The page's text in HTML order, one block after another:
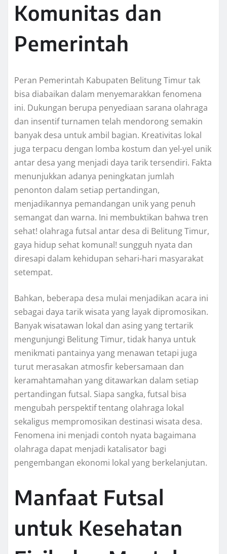
Komunitas dan
Pemerintah
Peran Pemerintah Kabupaten Belitung Timur tak
bisa diabaikan dalam menyemarakkan fenomena
ini. Dukungan berupa penyediaan sarana olahraga
dan insentif turnamen telah mendorong semakin
banyak desa untuk ambil bagian. Kreativitas lokal
juga terpacu dengan lomba kostum dan yel-yel unik
antar desa yang menjadi daya tarik tersendiri. Fakta
menunjukkan adanya peningkatan jumlah
penonton dalam setiap pertandingan,
menjadikannya pemandangan unik yang penuh
semangat dan warna. Ini membuktikan bahwa tren
sehat! olahraga futsal antar desa di Belitung Timur,
gaya hidup sehat komunal! sungguh nyata dan
diresapi dalam kehidupan sehari-hari masyarakat
setempat.
Bahkan, beberapa desa mulai menjadikan acara ini
sebagai daya tarik wisata yang layak dipromosikan.
Banyak wisatawan lokal dan asing yang tertarik
mengunjungi Belitung Timur, tidak hanya untuk
menikmati pantainya yang menawan tetapi juga
turut merasakan atmosfir kebersamaan dan
keramahtamahan yang ditawarkan dalam setiap
pertandingan futsal. Siapa sangka, futsal bisa
mengubah perspektif tentang olahraga lokal
sekaligus mempromosikan destinasi wisata desa.
Fenomena ini menjadi contoh nyata bagaimana
olahraga dapat menjadi katalisator bagi
pengembangan ekonomi lokal yang berkelanjutan.
Manfaat Futsal
untuk Kesehatan